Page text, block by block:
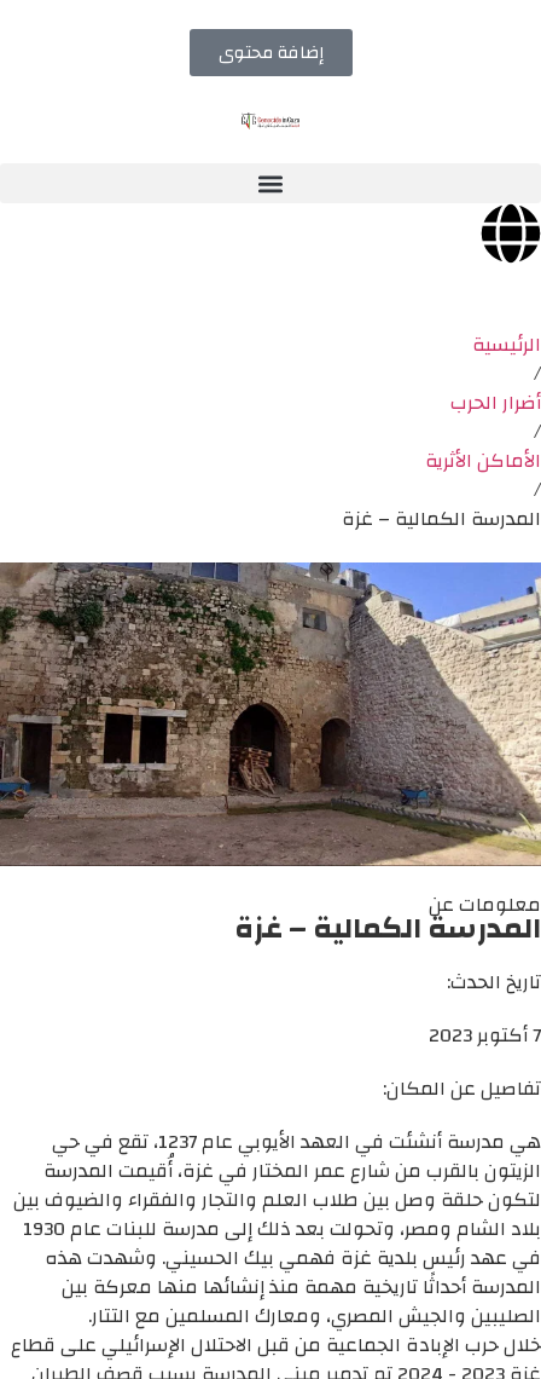
إضافة محتوى
الرئيسية
/
أضرار الحرب
/
الأماكن الأثرية
/
المدرسة الكمالية – غزة
معلومات عن
المدرسة الكمالية – غزة
تاريخ الحدث:
7 أكتوبر 2023
تفاصيل عن المكان:
هي مدرسة أنشئت في العهد الأيوبي عام 1237، تقع في حي
الزيتون بالقرب من شارع عمر المختار في غزة، أُقيمت المدرسة
لتكون حلقة وصل بين طلاب العلم والتجار والفقراء والضيوف بين
بلاد الشام ومصر، وتحولت بعد ذلك إلى مدرسة للبنات عام 1930
في عهد رئيس بلدية غزة فهمي بيك الحسيني. وشهدت هذه
المدرسة أحداثًا تاريخية مهمة منذ إنشائها منها معركة بين
الصليبين والجيش المصري، ومعارك المسلمين مع التتار.
خلال حرب الإبادة الجماعية من قبل الاحتلال الإسرائيلي على قطاع